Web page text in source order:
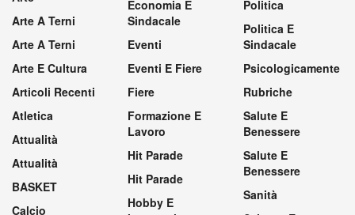
Arte A Terni
Arte A Terni
Arte E Cultura
Articoli Recenti
Atletica
Attualità
Attualità
BASKET
Calcio
Economia E
Sindacale
Eventi
Eventi E Fiere
Fiere
Formazione E
Lavoro
Hit Parade
Hit Parade
Hobby E
Politica
Politica E
Sindacale
Psicologicamente
Rubriche
Salute E
Benessere
Salute E
Benessere
Sanità